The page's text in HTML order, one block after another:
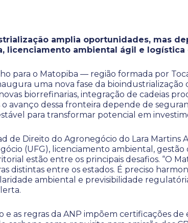
amplia oportunidades, mas
licenciamento ambiental ágil e logística
para o Matopiba — região formada por
uma nova fase da bioindustrialização
biorrefinarias, integração de cadeias
avanço dessa fronteira depende de
para transformar potencial em
de Direito do Agronegócio do Lara Martins
(UFG), licenciamento ambiental, gestão
estão entre os principais desafios. “O
distintas entre os estados. É preciso
ambiental e previsibilidade
e as regras da ANP impõem certificações de